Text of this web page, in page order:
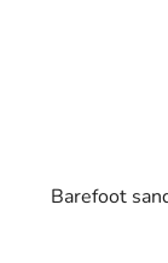
Barefoot